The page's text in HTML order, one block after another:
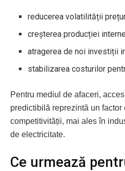
reducerea volatilității
creșterea producției
atragerea de noi investiții
stabilizarea costurilor
Pentru mediul de afaceri,
predictibilă reprezintă un
competitivității, mai ales în
de electricitate.
Ce urmează